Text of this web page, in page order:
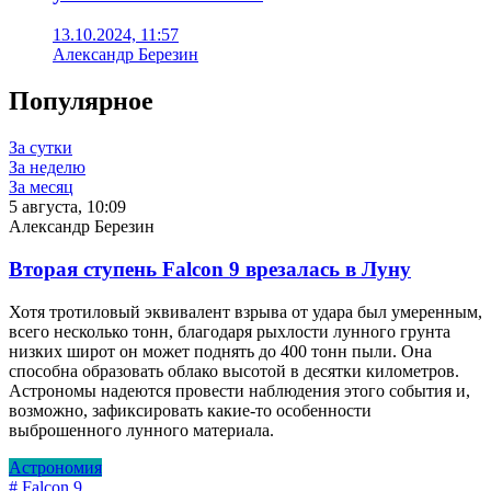
13.10.2024, 11:57
Александр Березин
Популярное
За сутки
За неделю
За месяц
5 августа, 10:09
Александр Березин
Вторая ступень Falcon 9 врезалась в Луну
Хотя тротиловый эквивалент взрыва от удара был умеренным,
всего несколько тонн, благодаря рыхлости лунного грунта
низких широт он может поднять до 400 тонн пыли. Она
способна образовать облако высотой в десятки километров.
Астрономы надеются провести наблюдения этого события и,
возможно, зафиксировать какие-то особенности
выброшенного лунного материала.
Астрономия
# Falcon 9